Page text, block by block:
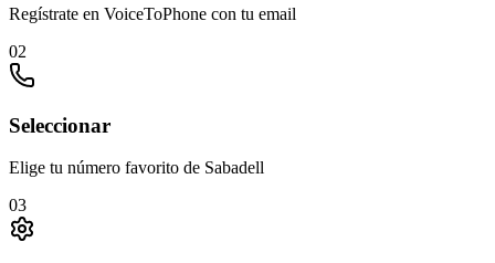
Regístrate en VoiceToPhone con tu email
02
Seleccionar
Elige tu número favorito de Sabadell
03